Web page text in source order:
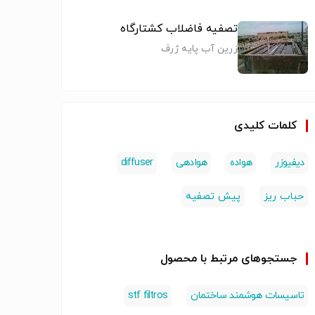
خردکن یا
فاضلاب و
آشغالگیرپله ای
ازکشورسوید
پسآب
تصفیه فاضلاب کشتارگاه
زرین آب پایه ژرف
کلمات کلیدی
دیفیوزر هواده هوادهی diffuser
حباب ریز پیش تصفیه
جستجوهای مرتبط با محصول
تاسیسات هوشمند ساختمان stf filtros